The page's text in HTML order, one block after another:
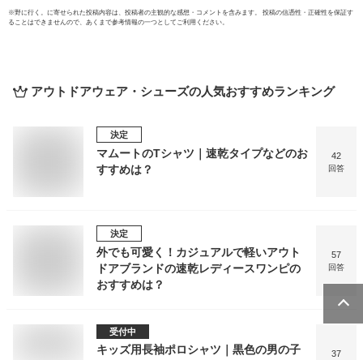
※野に行く。 に寄せられた投稿内容は、投稿者の主観的な感想・コメントを含みます。 投稿の信憑性・正確性を保証す
ることはできませんので、あくまで参考情報の一つとしてご利用ください。
アウトドアウェア・シューズの人気おすすめランキング
決定
マムートのTシャツ｜速乾タイプなどのお
すすめは？
42
回答
決定
外でも可愛く！カジュアルで軽いアウト
ドアブランドの速乾レディースワンピの
おすすめは？
57
回答
受付中
キッズ用長袖ポロシャツ｜黒色の男の子
37